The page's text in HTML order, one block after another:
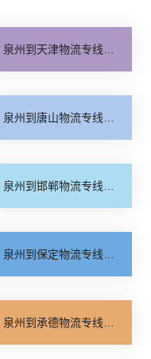
泉州到天津物流专线_运价查询「实时跟踪 」
泉州到唐山物流专线_直达特快专线「市县闪送」
泉州到邯郸物流专线_合理收费「零担配货」
泉州到保定物流专线_快运有保障「一站直达」
泉州到承德物流专线_直达到站「运费多少」